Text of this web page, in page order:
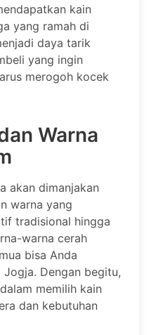
kain
yang ramah di
daya tarik
yang ingin
merogoh kocek
Warna
akan dimanjakan
warna yang
tradisional hingga
warna cerah
bisa Anda
Dengan begitu,
memilih kain
dan kebutuhan